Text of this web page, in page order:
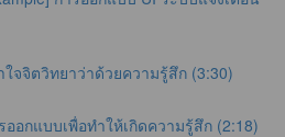
ใจจิตวิทยาว่าด้วยความรู้สึก (3:30)
ออกแบบเพื่อทำให้เกิดความรู้สึก (2:18)